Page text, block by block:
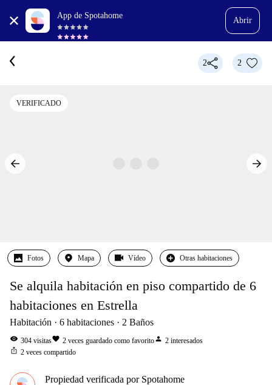
App de Spotahome
Abrir
2 2
VERIFICADO
Fotos Mapa Vídeo Otras habitaciones
Se alquila habitación en piso compartido de 6
habitaciones en Estrella
Habitación 6 habitaciones 2 Baños
visibility 304 visitasfavorite 2 veces guardado como favoritoperson 2 interesados
ios_share 2 veces compartido
Propiedad verificada por Spotahome